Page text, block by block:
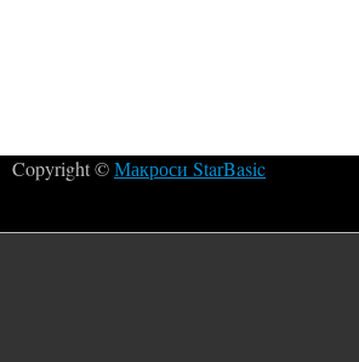
Copyright ©Макроси StarBasic